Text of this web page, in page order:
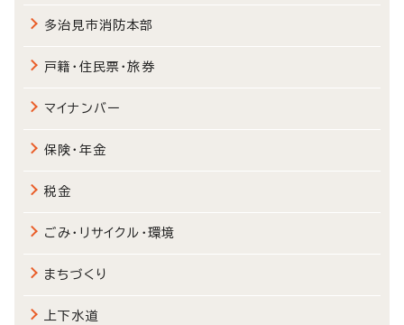
多治見市消防本部
戸籍・住民票・旅券
マイナンバー
保険・年金
税金
ごみ・リサイクル・環境
まちづくり
上下水道